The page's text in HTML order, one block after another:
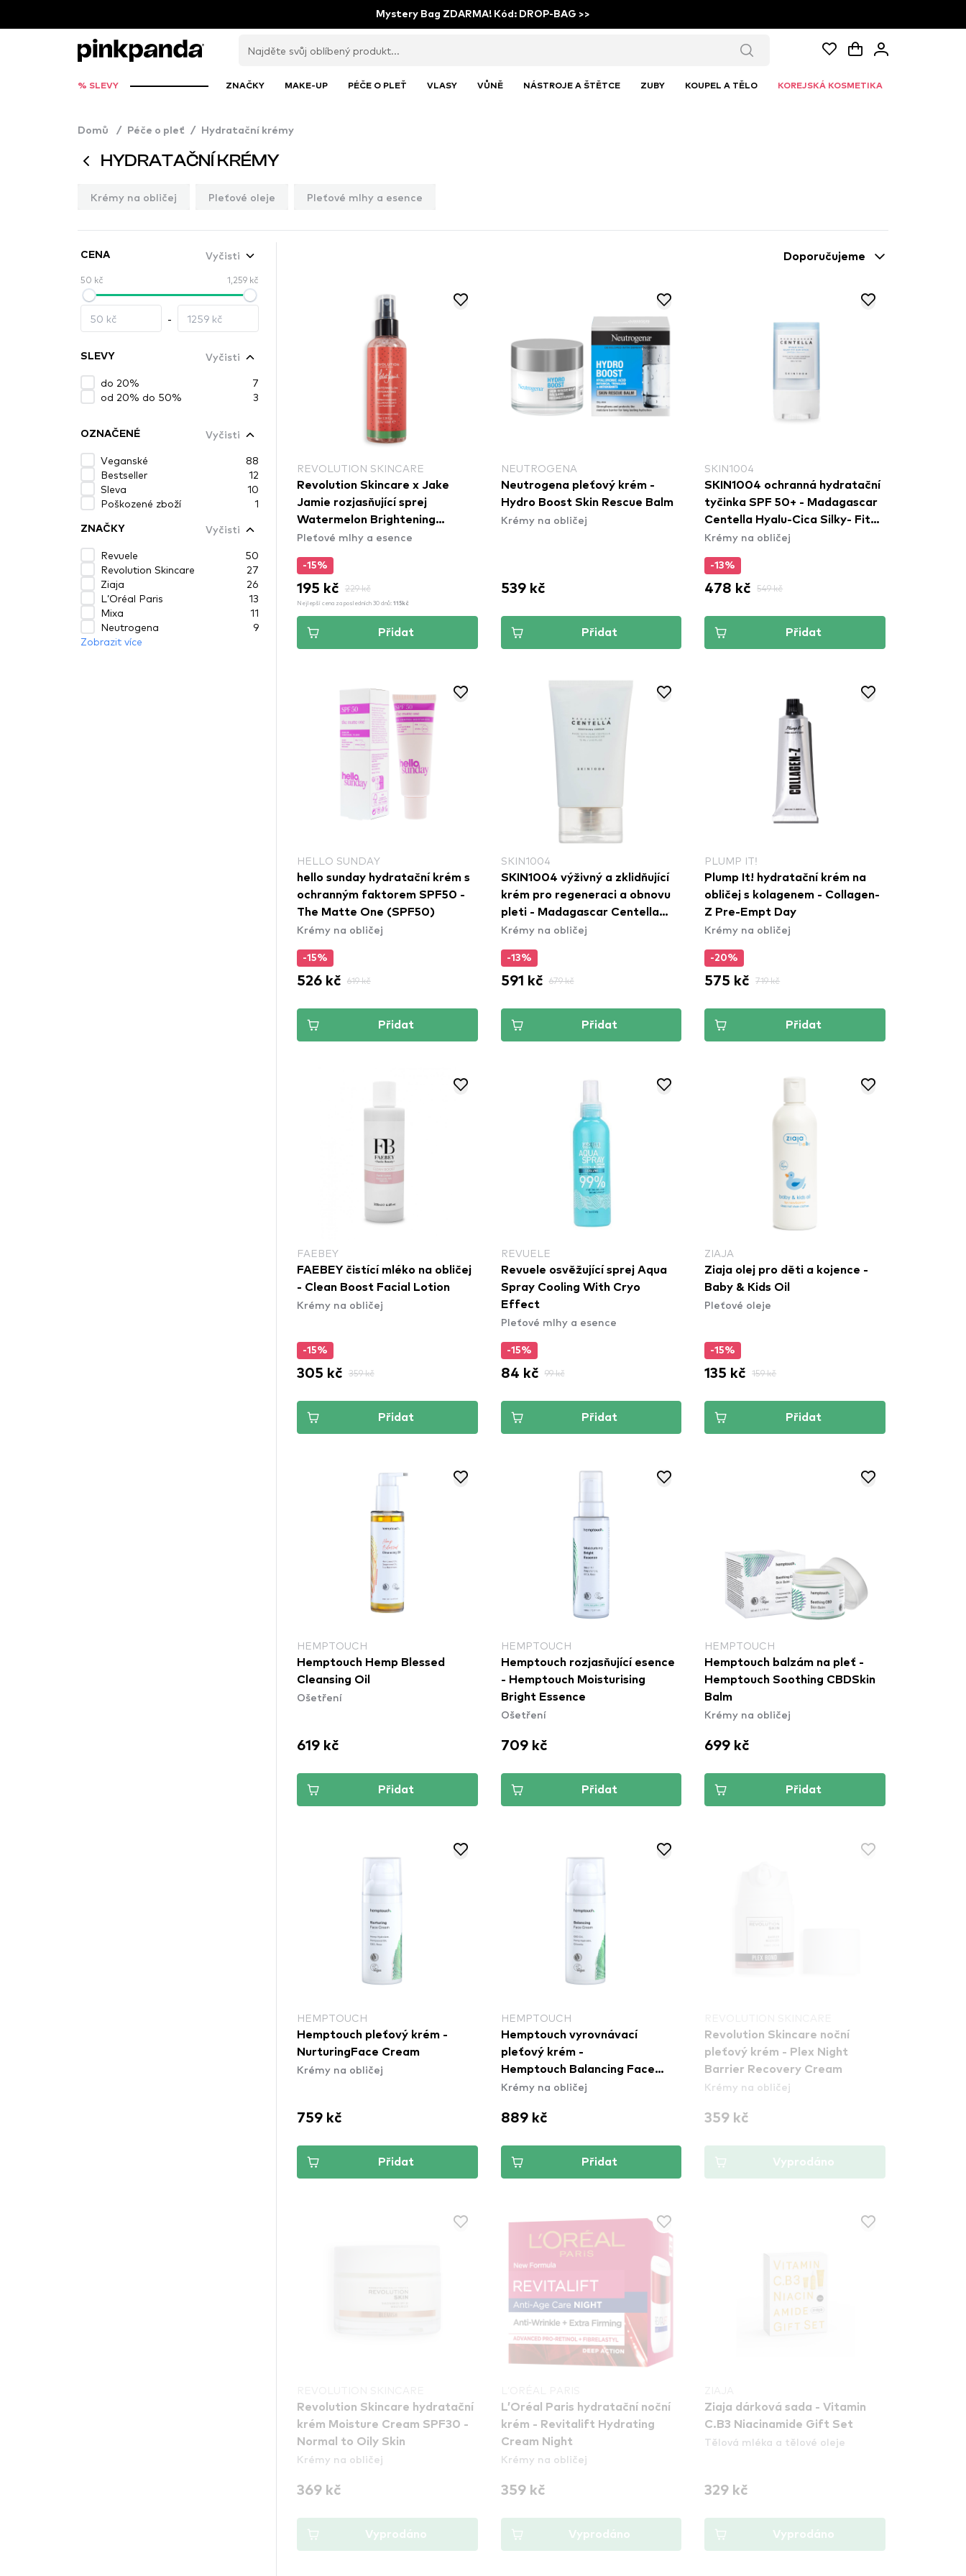
Mystery Bag ZDARMA! Kód: DROP-BAG >>
% SLEVY ZNAČKY MAKE-UP PÉČE O PLEŤ VLASY VŮNĚ NÁSTROJE A ŠTĚTCE ZUBY KOUPEL A TĚLO KOREJSKÁ KOSMETIKA
Domů / Péče o pleť / Hydratační krémy
HYDRATAČNÍ KRÉMY
Krémy na obličej Pleťové oleje Pleťové mlhy a esence
CENA Vyčisti
50 kč 1,259 kč
-
SLEVY
Vyčisti
do 20%
7
od 20% do 50%
3
OZNAČENÉ
Vyčisti
Veganské
88
Bestseller
12
Sleva
10
Poškozené zboží
1
ZNAČKY
Vyčisti
Revuele
50
Revolution Skincare
27
Ziaja
26
L’Oréal Paris
13
Mixa
11
Neutrogena
9
Zobrazit více
Doporučujeme
REVOLUTION SKINCARE
Revolution Skincare x Jake
Jamie rozjasňující sprej
Watermelon Brightening
Essence Spray
Pleťové mlhy a esence
-15%
195 kč 229 kč
Nejlepší cena za posledních 30 dnů: 115kč
Přidat
NEUTROGENA
Neutrogena pleťový krém -
Hydro Boost Skin Rescue Balm
Krémy na obličej
539 kč
Přidat
SKIN1004
SKIN1004 ochranná hydratační
tyčinka SPF 50+ - Madagascar
Centella Hyalu-Cica Silky- Fit
Sun Stick
Krémy na obličej
-13%
478 kč 549 kč
Přidat
HELLO SUNDAY
hello sunday hydratační krém s
ochranným faktorem SPF50 -
The Matte One (SPF50)
Krémy na obličej
-15%
526 kč 619 kč
Přidat
SKIN1004
SKIN1004 výživný a zklidňující
krém pro regeneraci a obnovu
pleti - Madagascar Centella
Soothing Cream (75ml)
Krémy na obličej
-13%
591 kč 679 kč
Přidat
PLUMP IT!
Plump It! hydratační krém na
obličej s kolagenem - Collagen-
Z Pre-Empt Day
Krémy na obličej
-20%
575 kč 719 kč
Přidat
FAEBEY
FAEBEY čistící mléko na obličej
- Clean Boost Facial Lotion
Krémy na obličej
-15%
305 kč 359 kč
Přidat
REVUELE
Revuele osvěžující sprej Aqua
Spray Cooling With Cryo
Effect
Pleťové mlhy a esence
-15%
84 kč 99 kč
Přidat
ZIAJA
Ziaja olej pro děti a kojence -
Baby & Kids Oil
Pleťové oleje
-15%
135 kč 159 kč
Přidat
HEMPTOUCH
Hemptouch Hemp Blessed
Cleansing Oil
Ošetření
619 kč
Přidat
HEMPTOUCH
Hemptouch rozjasňující esence
- Hemptouch Moisturising
Bright Essence
Ošetření
709 kč
Přidat
HEMPTOUCH
Hemptouch balzám na pleť -
Hemptouch Soothing CBDSkin
Balm
Krémy na obličej
699 kč
Přidat
HEMPTOUCH
Hemptouch pleťový krém -
NurturingFace Cream
Krémy na obličej
759 kč
Přidat
HEMPTOUCH
Hemptouch vyrovnávací
pleťový krém -
Hemptouch Balancing Face
Cream
Krémy na obličej
889 kč
Přidat
Revolution Skincare noční
pleťový krém - Plex Night
Barrier Recovery Cream
Krémy na obličej
359 kč
Vyprodáno
Revolution Skincare hydratační
krém Moisture Cream SPF30 -
Normal to Oily Skin
Krémy na obličej
369 kč
Vyprodáno
L’Oréal Paris hydratační noční
krém - Revitalift Hydrating
Cream Night
Krémy na obličej
359 kč
Vyprodáno
Ziaja dárková sada - Vitamin
C.B3 Niacinamide Gift Set
Tělová mléka a tělové oleje
329 kč
Vyprodáno